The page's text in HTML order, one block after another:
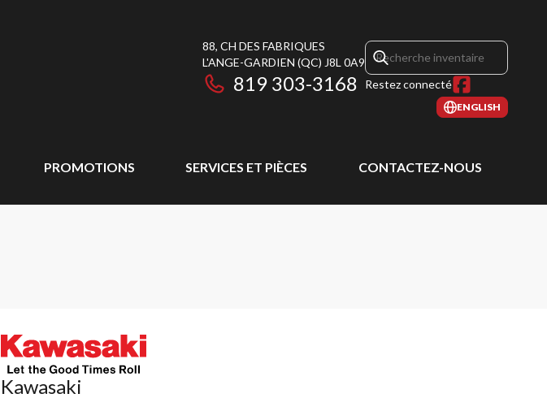
88, CH DES FABRIQUES
L'ANGE-GARDIEN (QC) J8L 0A9
819 303-3168 Restez connecté
ENGLISH
PROMOTIONS SERVICES ET PIÈCES CONTACTEZ-NOUS
Kawasaki